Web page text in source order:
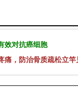
效对抗癌细胞
痛，防治骨质疏松立竿